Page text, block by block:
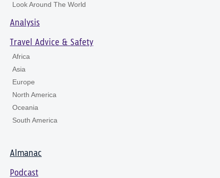
Look Around The World
Analysis
Travel Advice & Safety
Africa
Asia
Europe
North America
Oceania
South America
Almanac
Podcast